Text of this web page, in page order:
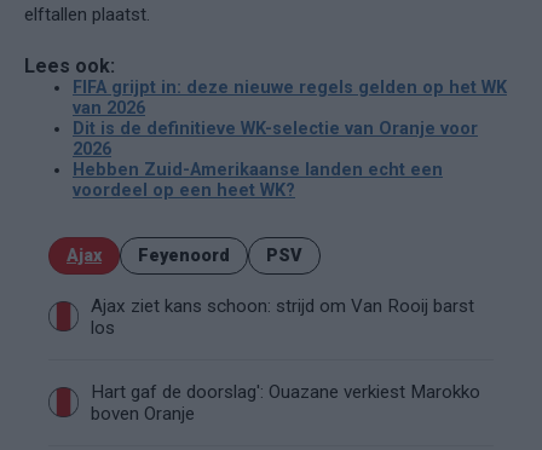
elftallen plaatst.
Lees ook:
FIFA grijpt in: deze nieuwe regels gelden op het WK
van 2026
Dit is de definitieve WK-selectie van Oranje voor
2026
Hebben Zuid-Amerikaanse landen echt een
voordeel op een heet WK?
Ajax Feyenoord PSV
Ajax ziet kans schoon: strijd om Van Rooij barst
los
Hart gaf de doorslag': Ouazane verkiest Marokko
boven Oranje